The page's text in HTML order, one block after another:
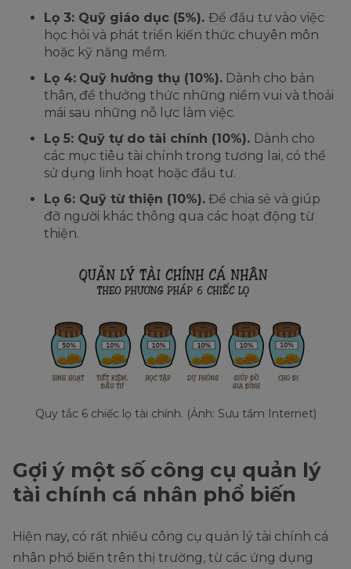
Lọ 3: Quỹ giáo dục (5%). Để đầu tư vào việc
học hỏi và phát triển kiến thức chuyên môn
hoặc kỹ năng mềm.
Lọ 4: Quỹ hưởng thụ (10%). Dành cho bản
thân, để thưởng thức những niềm vui và thoải
mái sau những nỗ lực làm việc.
Lọ 5: Quỹ tự do tài chính (10%). Dành cho
các mục tiêu tài chính trong tương lai, có thể
sử dụng linh hoạt hoặc đầu tư.
Lọ 6: Quỹ từ thiện (10%). Để chia sẻ và giúp
đỡ người khác thông qua các hoạt động từ
thiện.
Quy tắc 6 chiếc lọ tài chính. (Ảnh: Sưu tầm Internet)
Gợi ý một số công cụ quản lý
tài chính cá nhân phổ biến
Hiện nay, có rất nhiều công cụ quản lý tài chính cá
nhân phổ biến trên thị trường, từ các ứng dụng